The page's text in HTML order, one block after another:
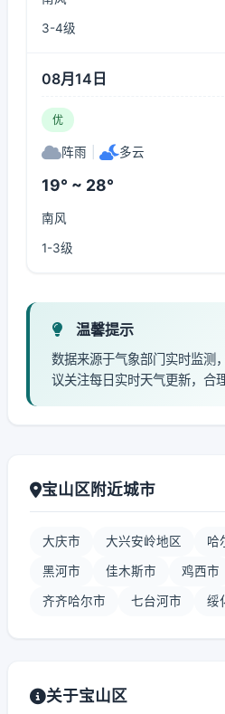
3-4级
08月14日
优
阵雨 多云
19° ~ 28°
南风
1-3级
温馨提示
数据来源于气象部门实时监测
议关注每日实时天气更新，合
宝山区附近城市
大庆市 大兴安岭地区 哈
黑河市 佳木斯市 鸡西市
齐齐哈尔市 七台河市 绥
关于宝山区